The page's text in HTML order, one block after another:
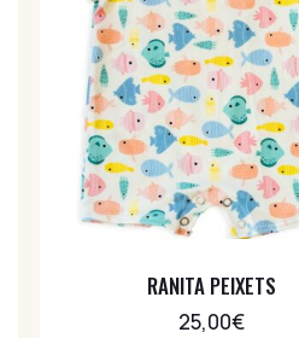
RANITA PEIXETS
25,00€